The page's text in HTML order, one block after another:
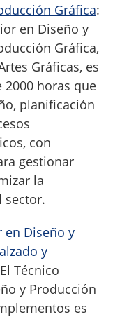
Gráfica:
en Diseño y
Gráfica,
Gráficas, es
horas que
planificación
con
gestionar
la
sector.
en Diseño y
y
Técnico
y Producción
es